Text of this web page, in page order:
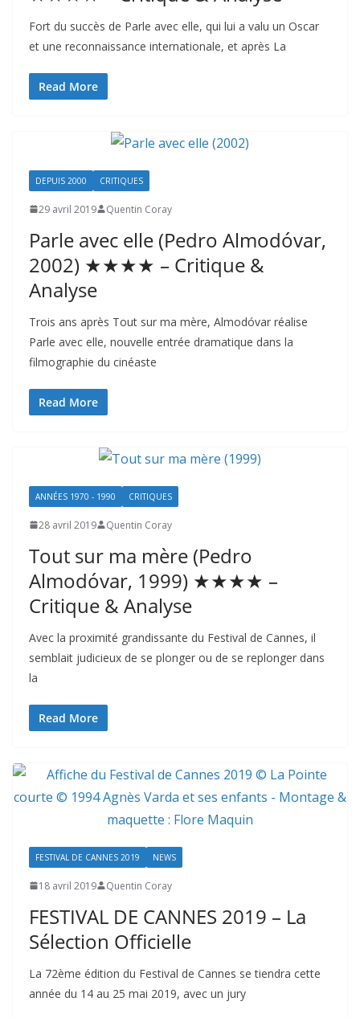
Fort du succès de Parle avec elle, qui lui a valu un Oscar
et une reconnaissance internationale, et après La
Read More
DEPUIS 2000 CRITIQUES
29 avril 2019 Quentin Coray
Parle avec elle (Pedro Almodóvar,
2002) ★★★★ – Critique &
Analyse
Trois ans après Tout sur ma mère, Almodóvar réalise
Parle avec elle, nouvelle entrée dramatique dans la
filmographie du cinéaste
Read More
ANNÉES 1970 - 1990 CRITIQUES
28 avril 2019 Quentin Coray
Tout sur ma mère (Pedro
Almodóvar, 1999) ★★★★ –
Critique & Analyse
Avec la proximité grandissante du Festival de Cannes, il
semblait judicieux de se plonger ou de se replonger dans
la
Read More
FESTIVAL DE CANNES 2019 NEWS
18 avril 2019 Quentin Coray
FESTIVAL DE CANNES 2019 – La
Sélection Officielle
La 72ème édition du Festival de Cannes se tiendra cette
année du 14 au 25 mai 2019, avec un jury